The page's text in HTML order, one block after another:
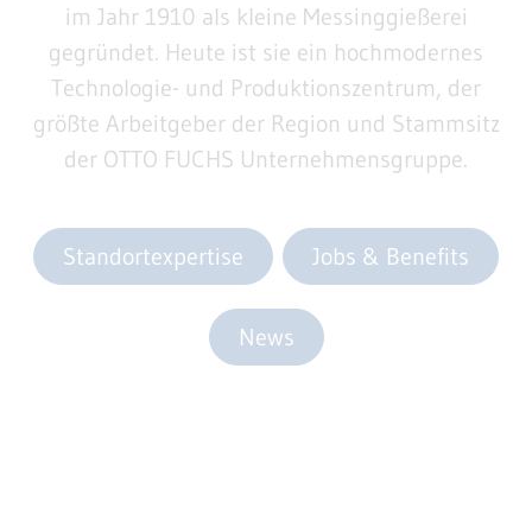
im Jahr 1910 als kleine Messing­gießerei
gegründet. Heute ist sie ein hochmodernes
Technologie- und Produktions­zentrum, der
größte Arbeit­geber der Region und Stammsitz
der OTTO FUCHS Unternehmens­gruppe.
Standortexpertise Jobs & Benefits
News